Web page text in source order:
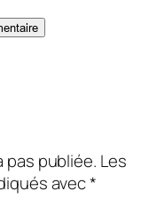
pas publiée. Les
avec*